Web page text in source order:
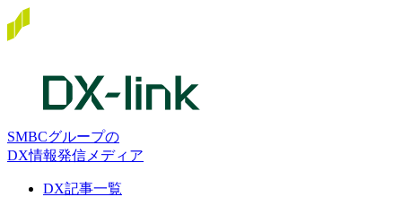
SMBCグループの
DX情報発信メディア
DX記事一覧